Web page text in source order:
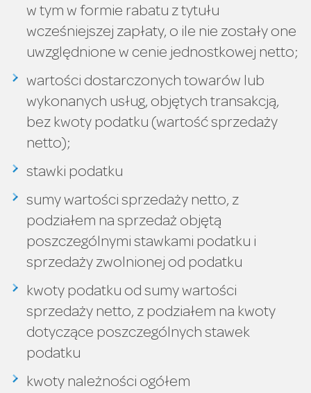
w tym w formie rabatu z tytułu
wcześniejszej zapłaty, o ile nie zostały one
uwzględnione w cenie jednostkowej netto;
wartości dostarczonych towarów lub
wykonanych usług, objętych transakcją,
bez kwoty podatku (wartość sprzedaży
netto);
stawki podatku
sumy wartości sprzedaży netto, z
podziałem na sprzedaż objętą
poszczególnymi stawkami podatku i
sprzedaży zwolnionej od podatku
kwoty podatku od sumy wartości
sprzedaży netto, z podziałem na kwoty
dotyczące poszczególnych stawek
podatku
kwoty należności ogółem